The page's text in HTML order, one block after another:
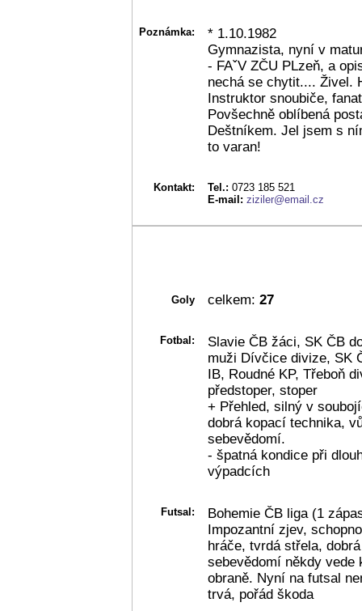
Poznámka:
* 1.10.1982
Gymnazista, nyní v
- FAˇV ZČU PLzeň, a
nechá se chytit.... Živel.
Instruktor snoubiče,
Povšechně oblíbená
Deštníkem. Jel jsem s
to varan!
Kontakt: Tel.: 0723 185 521
E-mail: ziziler@email.cz
Goly celkem: 27
Fotbal:
Slavie ČB žáci, SK ČB
muži Dívčice divize, SK
IB, Roudné KP, Třeboň
předstoper, stoper
+ Přehled, silný v
dobrá kopací technika,
sebevědomí.
- špatná kondice při
výpadcích
Futsal:
Bohemie ČB liga (1
Impozantní zjev,
hráče, tvrdá střela,
sebevědomí někdy
obraně. Nyní na futsal
trvá, pořád škoda